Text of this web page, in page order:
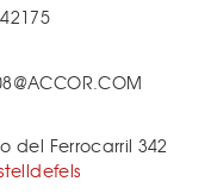
del Ferrocarril 342